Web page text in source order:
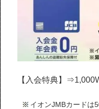
【入会特典】
イオンJMBカードは